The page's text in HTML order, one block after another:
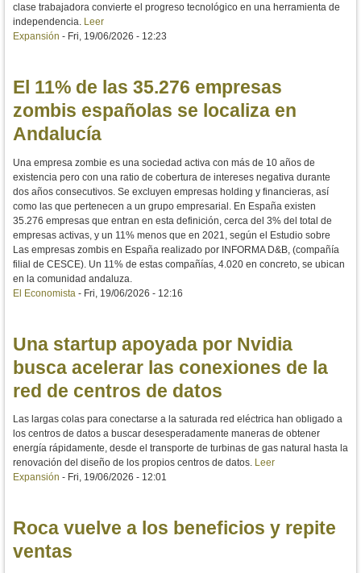
clase trabajadora convierte el progreso tecnológico en una herramienta de
independencia. Leer
Expansión - Fri, 19/06/2026 - 12:23
El 11% de las 35.276 empresas
zombis españolas se localiza en
Andalucía
Una empresa zombie es una sociedad activa con más de 10 años de
existencia pero con una ratio de cobertura de intereses negativa durante
dos años consecutivos. Se excluyen empresas holding y financieras, así
como las que pertenecen a un grupo empresarial. En España existen
35.276 empresas que entran en esta definición, cerca del 3% del total de
empresas activas, y un 11% menos que en 2021, según el Estudio sobre
Las empresas zombis en España realizado por INFORMA D&B, (compañía
filial de CESCE). Un 11% de estas compañías, 4.020 en concreto, se ubican
en la comunidad andaluza.
El Economista - Fri, 19/06/2026 - 12:16
Una startup apoyada por Nvidia
busca acelerar las conexiones de la
red de centros de datos
Las largas colas para conectarse a la saturada red eléctrica han obligado a
los centros de datos a buscar desesperadamente maneras de obtener
energía rápidamente, desde el transporte de turbinas de gas natural hasta la
renovación del diseño de los propios centros de datos. Leer
Expansión - Fri, 19/06/2026 - 12:01
Roca vuelve a los beneficios y repite
ventas